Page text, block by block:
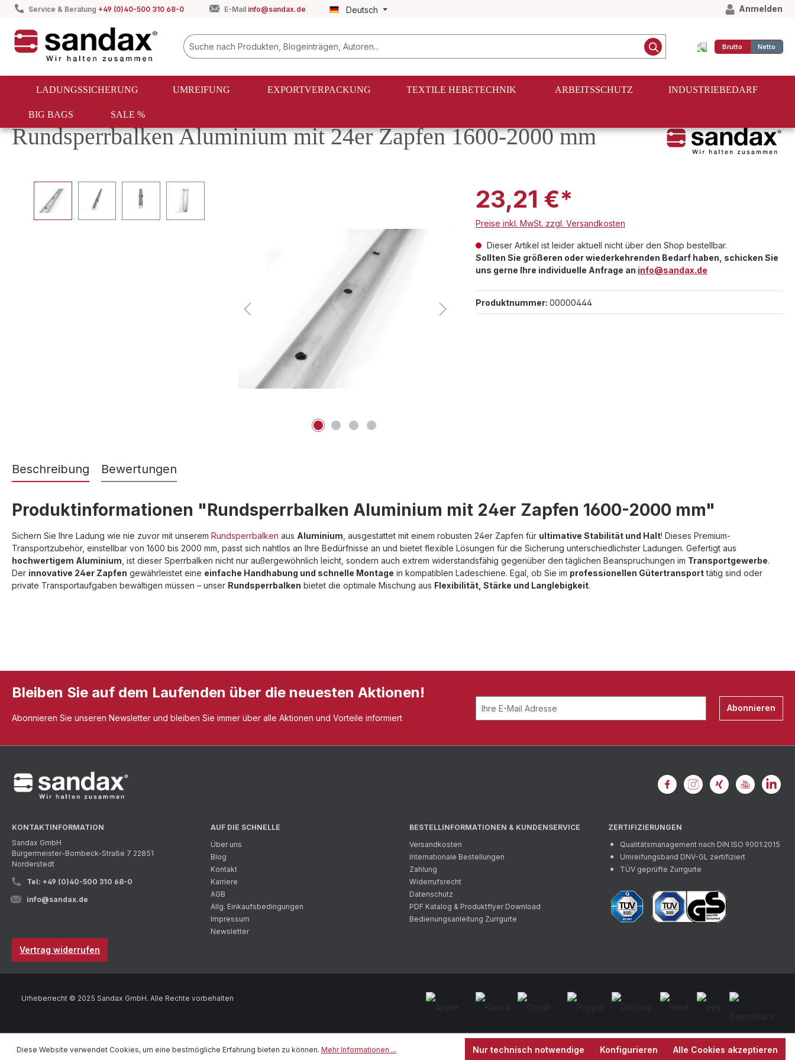
Zur Hauptnavigation springen
Service & Beratung +49 (0)40-500 310 68-0 E-Mail info@sandax.de Deutsch Anmelden
Brutto Netto
LADUNGSSICHERUNG UMREIFUNG EXPORTVERPACKUNG TEXTILE HEBETECHNIK ARBEITSSCHUTZ INDUSTRIEBEDARF
BIG BAGS SALE %
Ladungssicherung Mechanische Ladungssicherung
Rundsperrbalken Aluminium mit 24er Zapfen 1600-2000 mm
Bildergalerie überspringen 23,21 €*
Preise inkl. MwSt. zzgl. Versandkosten
Dieser Artikel ist leider aktuell nicht über den Shop bestellbar.
Sollten Sie größeren oder wiederkehrenden Bedarf haben, schicken Sie
uns gerne Ihre individuelle Anfrage an info@sandax.de
Produktnummer: 00000444
Beschreibung Bewertungen
Produktinformationen "Rundsperrbalken Aluminium mit 24er Zapfen 1600-2000 mm"
Sichern Sie Ihre Ladung wie nie zuvor mit unserem Rundsperrbalken aus Aluminium , ausgestattet mit einem robusten 24er Zapfen für ultimative Stabilität und Halt! Dieses Premium-
Transportzubehör, einstellbar von 1600 bis 2000 mm, passt sich nahtlos an Ihre Bedürfnisse an und bietet flexible Lösungen für die Sicherung unterschiedlichster Ladungen. Gefertigt aus
hochwertigem Aluminium , ist dieser Sperrbalken nicht nur außergewöhnlich leicht, sondern auch extrem widerstandsfähig gegenüber den täglichen Beanspruchungen im Transportgewerbe.
Der innovative 24er Zapfen gewährleistet eine einfache Handhabung und schnelle Montage in kompatiblen Ladeschiene. Egal, ob Sie im professionellen Gütertransporttätig sind oder
private Transportaufgaben bewältigen müssen – unser Rundsperrbalken bietet die optimale Mischung aus Flexibilität, Stärke und Langlebigkeit.
Bleiben Sie auf dem Laufenden über die neuesten Aktionen!
Abonnieren Sie unseren Newsletter und bleiben Sie immer über alle Aktionen und Vorteile informiert
Abonnieren
KONTAKTINFORMATION
Sandax GmbH
Bürgermeister-Bombeck-Straße 7 22851
Norderstedt
Tel: +49 (0)40-500 310 68-0
info@sandax.de
Vertrag widerrufen
AUF DIE SCHNELLE
Über uns
Blog
Kontakt
Karriere
AGB
Allg. Einkaufsbedingungen
Impressum
Newsletter
BESTELLINFORMATIONEN & KUNDENSERVICE
Versandkosten
Internationale Bestellungen
Zahlung
Widerrufsrecht
Datenschutz
PDF Katalog & Produktflyer Download
Bedienungsanleitung Zurrgurte
ZERTIFIZIERUNGEN
Qualitätsmanagement nach DIN ISO 9001:2015
Umreifungsband DNV-GL zertifiziert
TÜV geprüfte Zurrgurte
Urheberrecht © 2025 Sandax GmbH. Alle Rechte vorbehalten
Diese Website verwendet Cookies, um eine bestmögliche Erfahrung bieten zu können. Mehr Informationen ... Nur technisch notwendige Konfigurieren Alle Cookies akzeptieren